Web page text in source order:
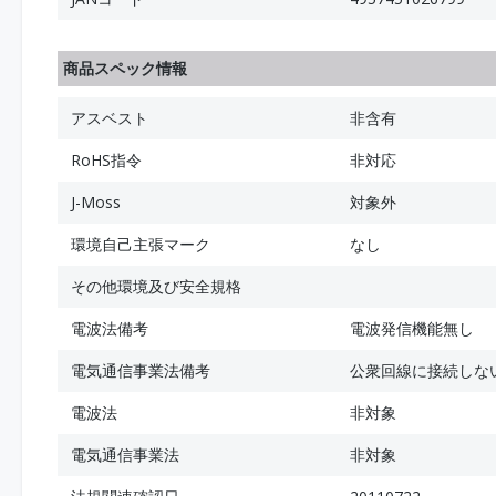
商品スペック情報
アスベスト
非含有
RoHS指令
非対応
J-Moss
対象外
環境自己主張マーク
なし
その他環境及び安全規格
電波法備考
電波発信機能無し
電気通信事業法備考
公衆回線に接続しな
電波法
非対象
電気通信事業法
非対象